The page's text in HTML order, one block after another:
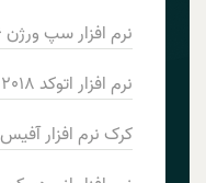
نرم افزار سپ ورژن 16
نرم افزار اتوکد 2018
کرک نرم افزار آفیس